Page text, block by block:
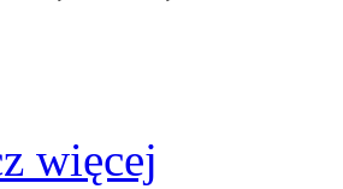
więcej